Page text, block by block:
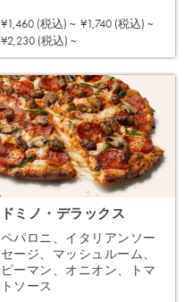
¥1,460 (税込) ~ ¥1,740 (税込) ~
¥2,230 (税込) ~
ドミノ・デラックス
ペパロニ、イタリアンソー
セージ、マッシュルーム、
ピーマン、オニオン、トマ
トソース